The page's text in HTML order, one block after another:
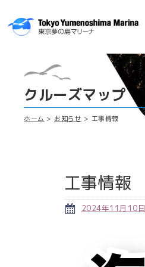
クルーズマップ
ホーム お知らせ 工事情報
工事情報
2024年11月10日